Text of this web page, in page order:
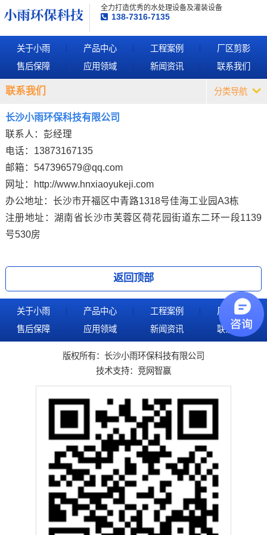
全力打造优秀的水处理设备及灌装设备
138-7316-7135
关于小雨 产品中心 工程案例
厂区剪影
售后保障
应用领域 新闻资讯 联系我们
联系我们 分类导航
长沙小雨环保科技有限公司
联系人：彭经理
电话：13873167135
邮箱：547396579@qq.com
网址：http://www.hnxiaoyukeji.com
办公地址：长沙市开福区中青路1318号佳海工业园A3栋
注册地址：湖南省长沙市芙蓉区荷花园街道东二环一段1139
号530房
返回顶部
关于小雨 产品中心 工程案例
厂区剪影
售后保障
应用领域 新闻资讯 联系我们
版权所有：长沙小雨环保科技有限公司
技术支持： 竞网智赢